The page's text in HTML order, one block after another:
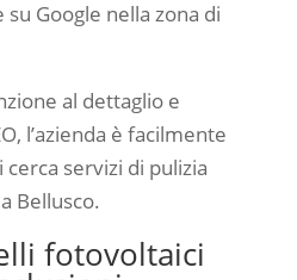
Google nella zona di
al dettaglio e
l’azienda è facilmente
servizi di pulizia
Bellusco.
fotovoltaici